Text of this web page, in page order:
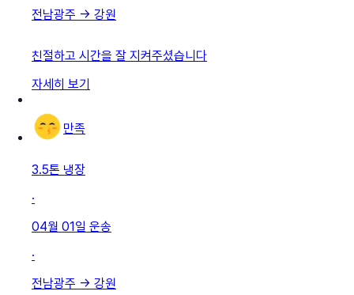
전남광주 → 강원
친절하고 시간을 잘 지켜주셨습니다
자세히 보기
만족
3.5톤 냉장
·
04월 01일 운송
·
전남광주 → 강원